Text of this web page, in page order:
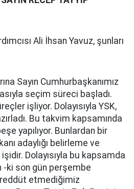
Ali İhsan Yavuz, şunları
Sayın Cumhurbaşkanımız
seçim süreci başladı.
işliyor. Dolayısıyla YSK,
Bu takvim kapsamında
yapılıyor. Bunlardan bir
adaylığı belirleme ve
Dolayısıyla bu kapsamda
-ki son gün perşembe
etmediğimiz